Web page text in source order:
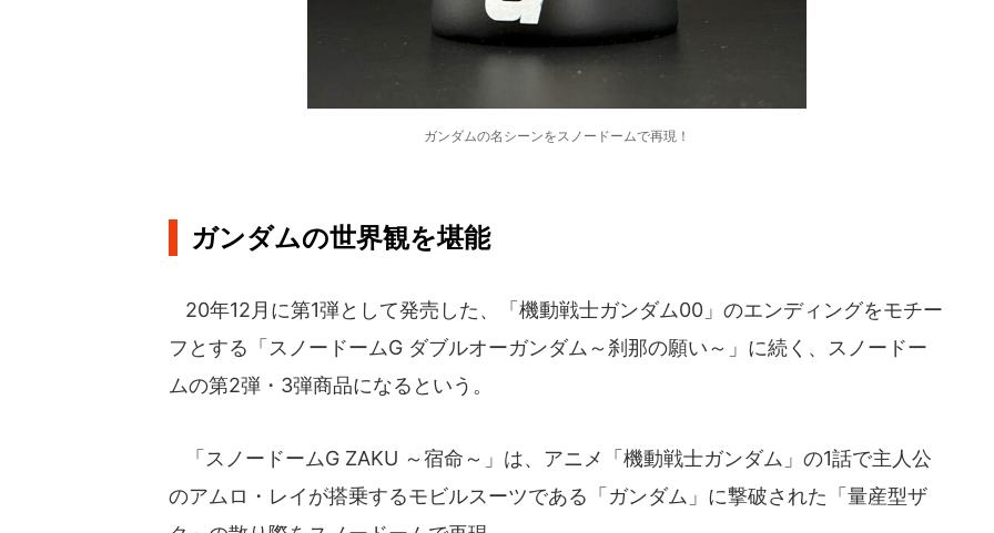
ガンダムの名シーンをスノードームで再現！
ガンダムの世界観を堪能
20年12月に第1弾として発売した、「機動戦士ガンダム00」のエンディングをモチー
フとする「スノードームG ダブルオーガンダム～刹那の願い～」に続く、スノードー
ムの第2弾・3弾商品になるという。
「スノードームG ZAKU ～宿命～」は、アニメ「機動戦士ガンダム」の1話で主人公
のアムロ・レイが搭乗するモビルスーツである「ガンダム」に撃破された「量産型ザ